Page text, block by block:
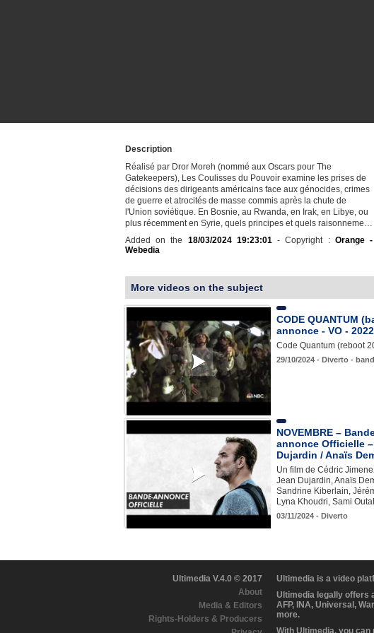
Description
Réalisé par Dror Moreh (nommé aux Oscars pour The
Gatekeepers), Les Coulisses du Pouvoir examine les prises de
décisions des dirigeants américains face aux génocides, crimes
de guerre et atrocités de masse commis après la chute de
l'Union soviétique. En Bosnie, au Rwanda, en Irak, en Libye, ou
plus récemment en Syrie, quels principes et quels raisonneme…
Added on the 18/03/2024 19:23:01- Copyright : Orange -
Webedia
More videos on the subject
CODE QUANTUM
annonce - VO -
Code Quantum (reboot
29/10/2024 - Diverto -
NOVEMBRE –
annonce Officielle
Dujardin / Anaïs
Un film de Cédric
Jean Dujardin, Anaïs
Sandrine Kiberlain,
Lyna Khoudri, Sami
03/11/2024 - Diverto
Ultimedia V.4.0 © 2017
About
Media & Editors
Rights-Holders & Producers
Ultimedia is a video
Ultimedia legally offers
AFP, INA, Universal,
more.
With Ultimedia, you